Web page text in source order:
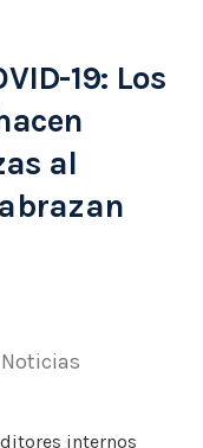
19: Los
al
Noticias
internos